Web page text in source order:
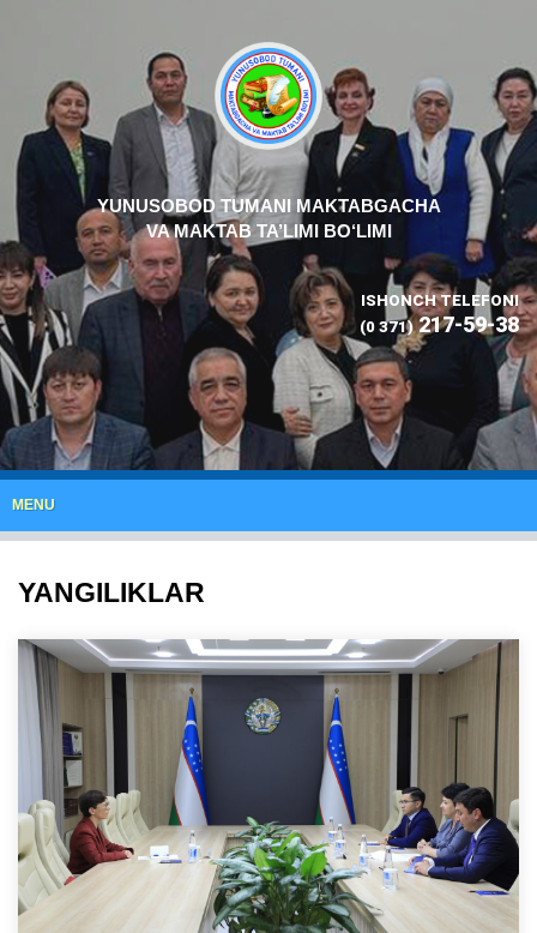
YUNUSOBOD TUMANI MAKTABGACHA
VA MAKTAB TA’LIMI BO‘LIMI
ISHONCH TELEFONI
(0 371)217-59-38
MENU
YANGILIKLAR